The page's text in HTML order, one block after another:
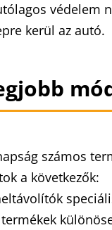
védelem
kerül az autó.
számos
a következők: